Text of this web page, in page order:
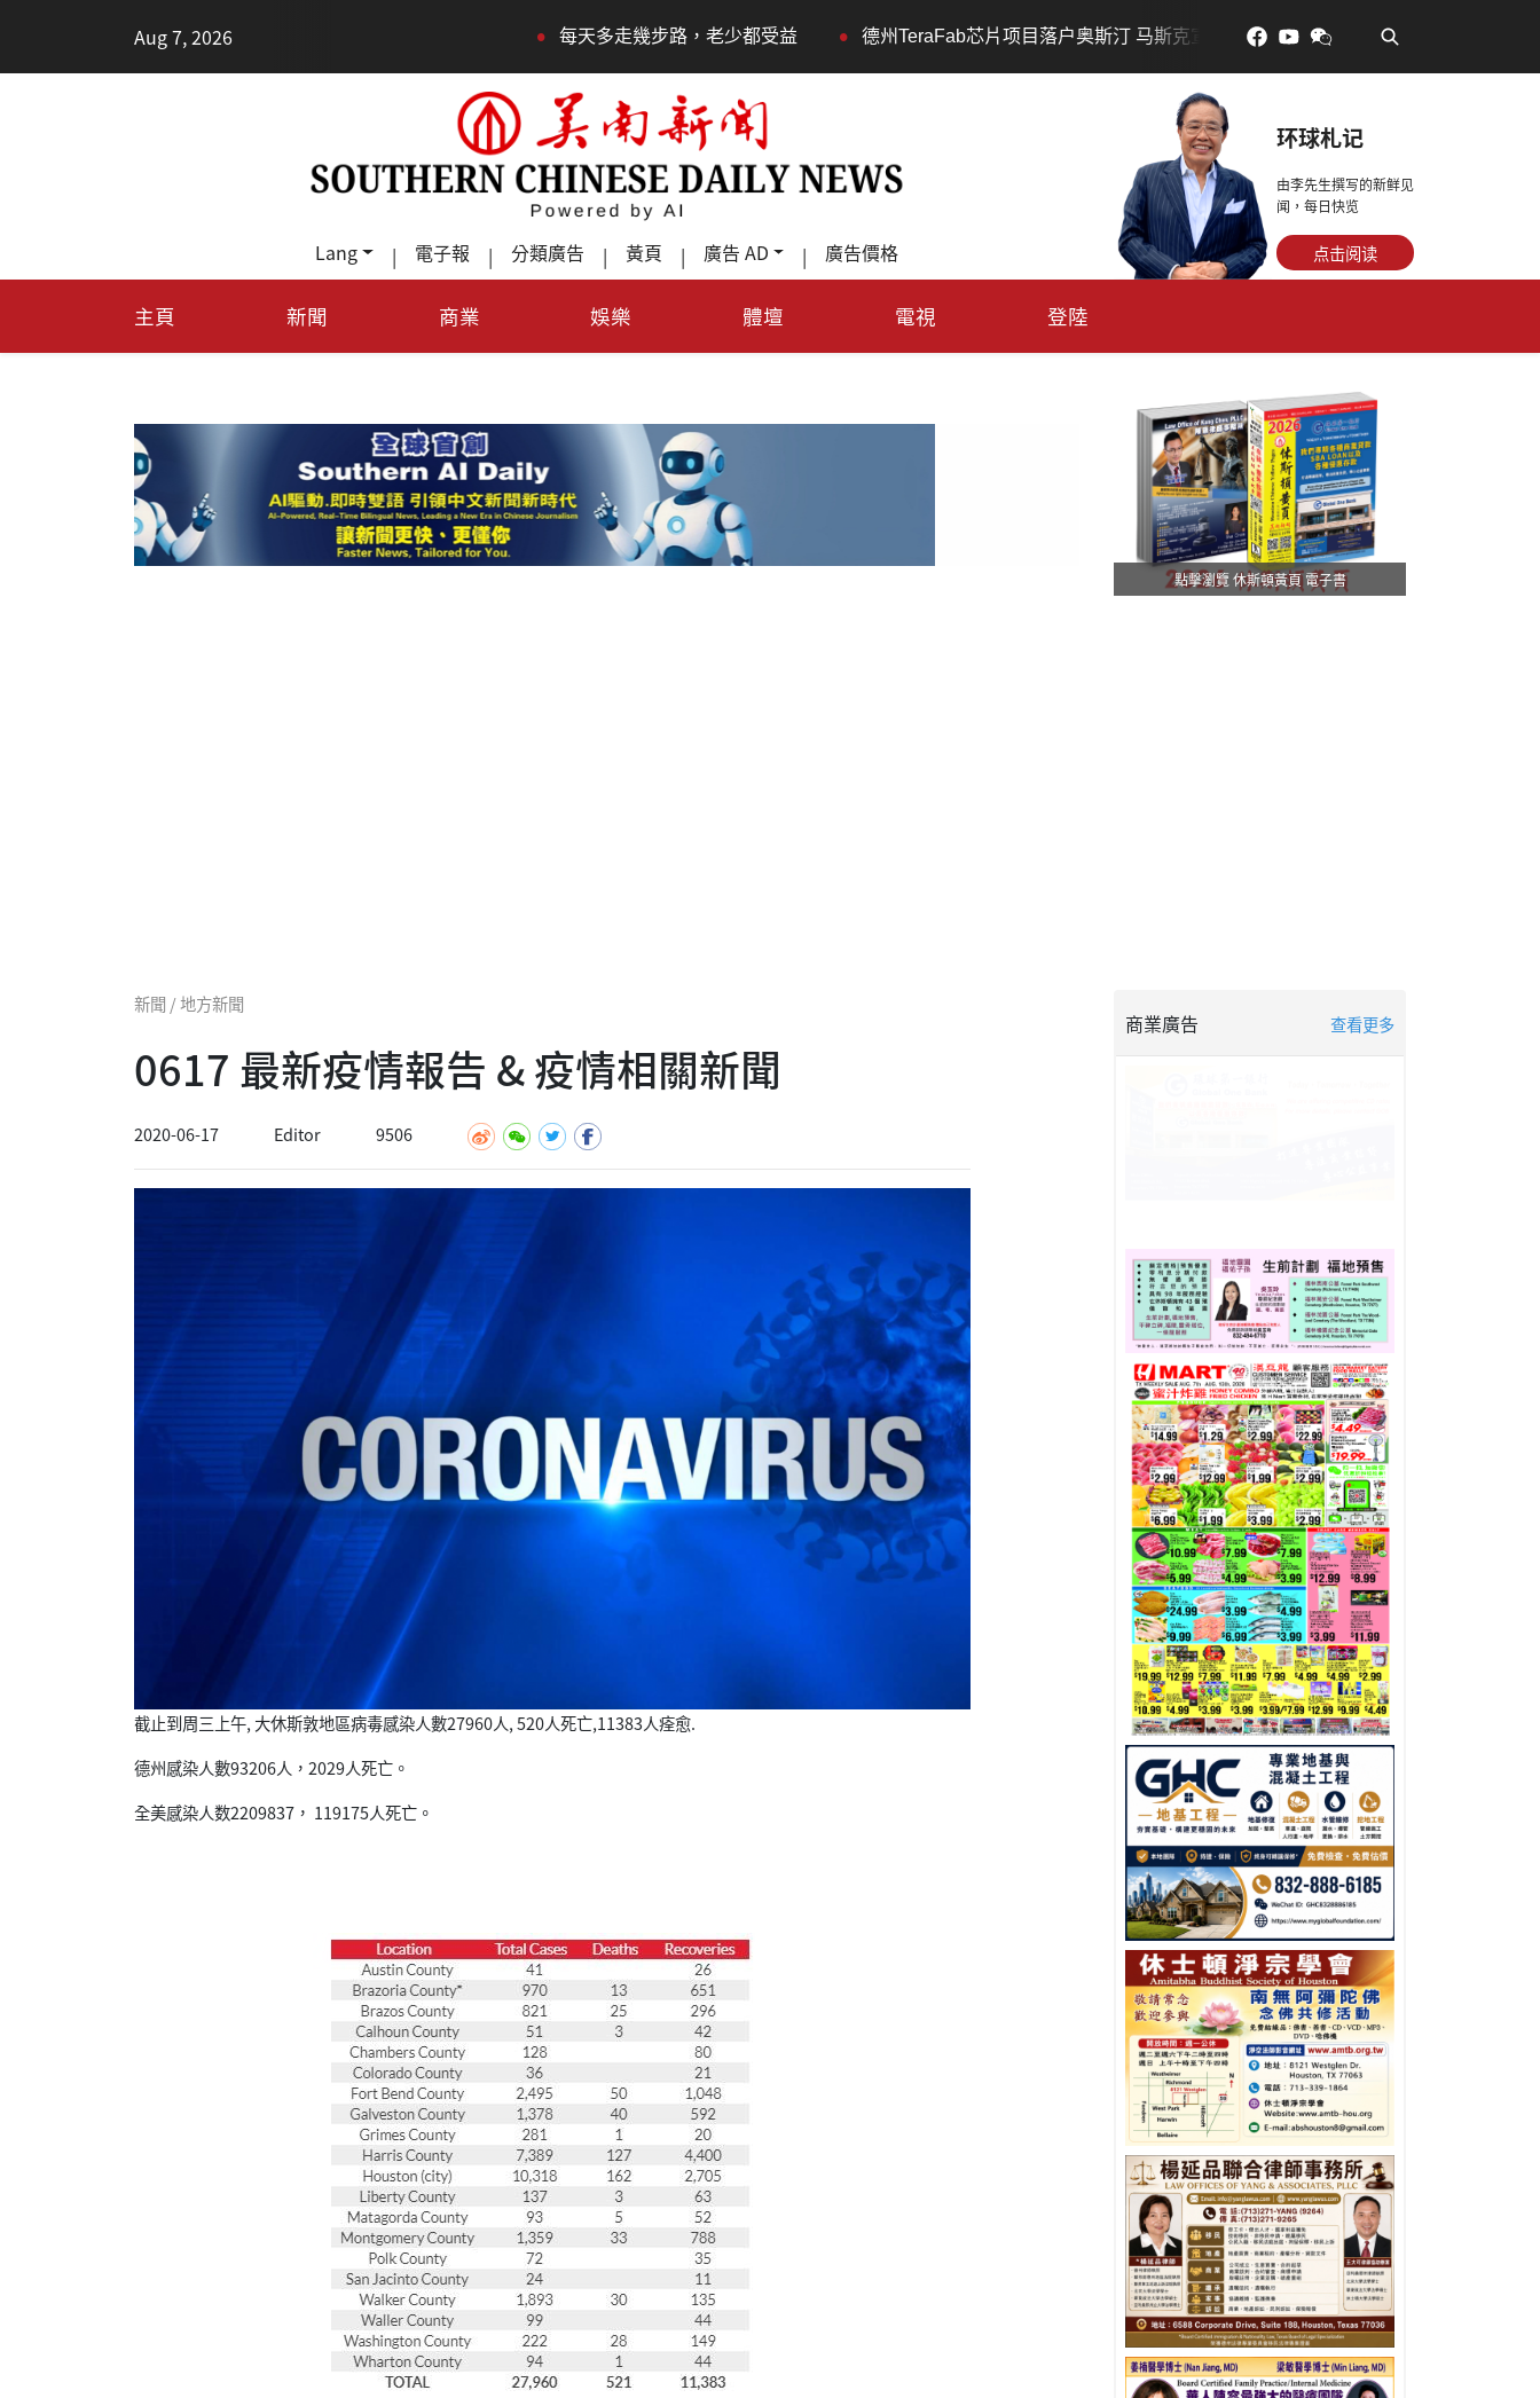
Aug 7, 2026 每天多走幾步路，老少都受益 • 德州TeraFab芯片项目落户奥斯汀 马斯克宣布投资200亿美元建设AI芯片制造基地 •
Lang | 電子報 | 分類廣告 | 黃頁 | 廣告 AD | 廣告價格
环球札记
由李先生撰写的新鲜见
闻，每日快览
点击阅读
主頁 新聞 商業 娛樂 體壇 電視 登陸
點擊瀏覽 休斯頓黃頁 電子書
新聞 / 地方新聞
0617 最新疫情報告 & 疫情相關新聞
2020-06-17 Editor 9506
截止到周三上午, 大休斯敦地區病毒感染人數27960人, 520人死亡,11383人痊愈.
德州感染人數93206人，2029人死亡。
全美感染人数2209837， 119175人死亡。
商業廣告 查看更多